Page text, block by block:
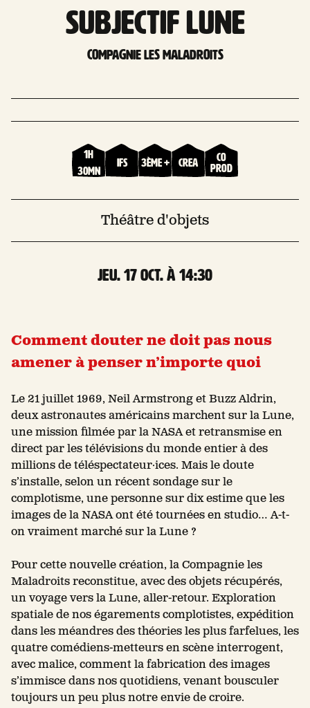
Subjectif Lune
Compagnie Les Maladroits
1h
30mn
Ifs 3ème + Crea
Co
prod
Théâtre d'objets
jeu. 17 Oct. à 14:30
Comment douter ne doit pas nous
amener à penser n’importe quoi
Le 21 juillet 1969, Neil Armstrong et Buzz Aldrin,
deux astronautes américains marchent sur la Lune,
une mission filmée par la NASA et retransmise en
direct par les télévisions du monde entier à des
millions de téléspectateur·ices. Mais le doute
s’installe, selon un récent sondage sur le
complotisme, une personne sur dix estime que les
images de la NASA ont été tournées en studio… A-t-
on vraiment marché sur la Lune ?
Pour cette nouvelle création, la Compagnie les
Maladroits reconstitue, avec des objets récupérés,
un voyage vers la Lune, aller-retour. Exploration
spatiale de nos égarements complotistes, expédition
dans les méandres des théories les plus farfelues, les
quatre comédiens-metteurs en scène interrogent,
avec malice, comment la fabrication des images
s’immisce dans nos quotidiens, venant bousculer
toujours un peu plus notre envie de croire.